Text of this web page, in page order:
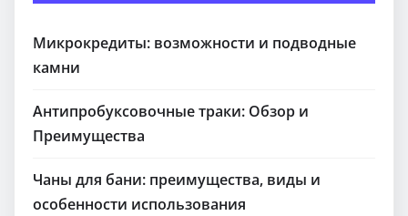
Микрокредиты: возможности и подводные
камни
Антипробуксовочные траки: Обзор и
Преимущества
Чаны для бани: преимущества, виды и
особенности использования